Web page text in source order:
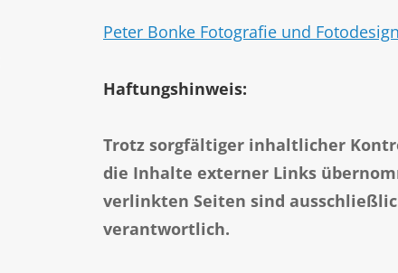
Peter Bonke Fotografie und Fotodesign
Haftungshinweis:
Trotz sorgfältiger inhaltlicher
die Inhalte externer Links
verlinkten Seiten sind
verantwortlich.